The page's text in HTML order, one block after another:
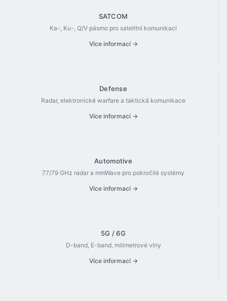
SATCOM
Ka-, Ku-, Q/V pásmo pro satelitní komunikaci
Více informací →
Defense
Radar, elektronické warfare a taktická komunikace
Více informací →
Automotive
77/79 GHz radar a mmWave pro pokročilé systémy
Více informací →
5G / 6G
D-band, E-band, milimetrové vlny
Více informací →